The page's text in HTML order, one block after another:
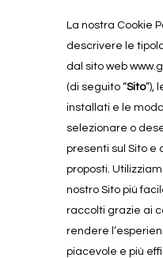
La nostra Cookie
descrivere le
dal sito web
(di seguito “Sito”),
installati e le
selezionare o
presenti sul Sito e
proposti.
nostro Sito più
raccolti grazie ai
rendere
piacevole e più